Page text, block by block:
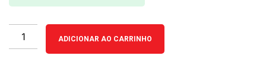
ADICIONAR AO CARRINHO